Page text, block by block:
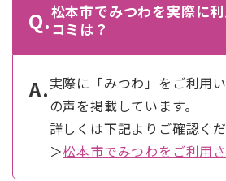
Q.松本市でみつわを実際に
コミは？
A.実際に「みつわ」をご利用
の声を掲載しています。
詳しくは下記よりご確認くだ
＞松本市でみつわをご利用